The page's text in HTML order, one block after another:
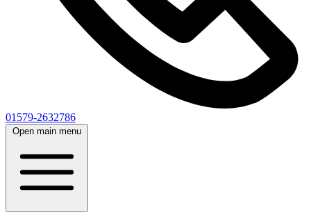
01579-2632786
Open main menu